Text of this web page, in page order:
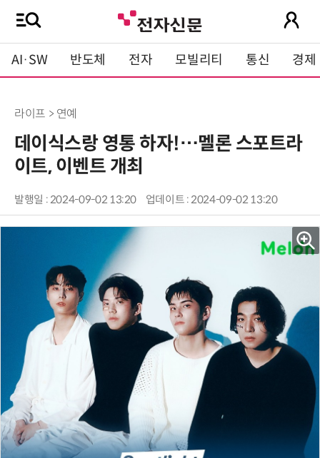
AI·SW 반도체 전자 모빌리티 통신 경제
라이프 > 연예
데이식스랑 영통 하자!…멜론 스포트라
이트, 이벤트 개최
발행일 : 2024-09-02 13:20 업데이트 : 2024-09-02 13:20